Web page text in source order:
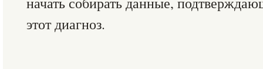
этот диагноз.